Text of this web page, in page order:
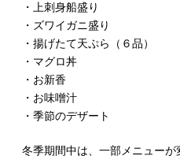
・上刺身船盛り
・ズワイガニ盛り
・揚げたて天ぷら（６品）
・マグロ丼
・お新香
・お味噌汁
・季節のデザート
冬季期間中は、一部メニュー